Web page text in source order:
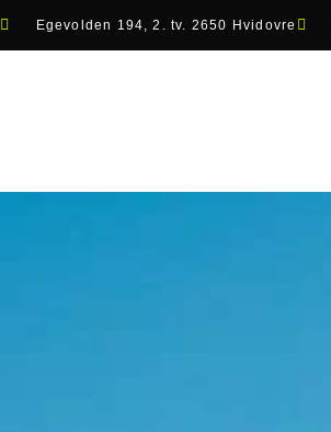
Egevolden 194, 2. tv. 2650 Hvidovre